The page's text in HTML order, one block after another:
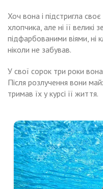
Хоч вона і підстригла
хлопчика, але ні її великі
підфарбованими віями, ні
ніколи не забував.
У свої сорок три роки
Після розлучення вони
тримав їх у курсі її життя.